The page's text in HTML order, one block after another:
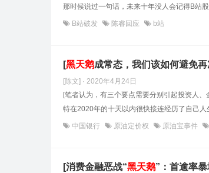
那时候说过一句话，未来十年没人会记得B站
B站破发 陈睿回应 b站
[黑天鹅成常态，我们该如何避免
[陈文] · 2020年4月24日
[笔者认为，有三个要点需要分别引起投资人
特在2020年的十天以内很快接连经历了自己人
中国银行 原油定价权 原油宝事件
[消费金融恶战“黑天鹅”：首逾率